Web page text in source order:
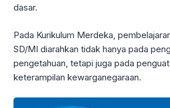
dasar.
Pada Kurikulum Merdeka,
SD/MI diarahkan tidak hanya pada
pengetahuan, tetapi juga pada
keterampilan kewarganegaraan.